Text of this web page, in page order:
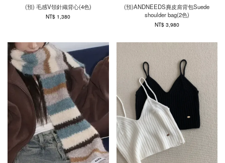
(預) 毛感V領針織背心(4色)
NT$ 1,380
(預)ANDNEEDS麂皮肩背包Suede
shoulder bag(2色)
NT$ 3,980